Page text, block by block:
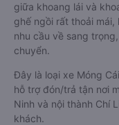
giữa khoang lái và
ghế ngồi rất thoải
nhu cầu về sang
chuyển.
Đây là loại xe Móng
hỗ trợ đón/trả tận nơi
Ninh và nội thành Chí
khách.